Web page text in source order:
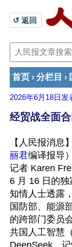
↺ 返回
首页 › 分栏目 ›
2026年6月18日 发
经贸战全面
【人民报消息
丽君编译报导
记者 Karen
6 月 16 日的独
知情人士透露
国防部、能源
的跨部门委员
共国人工智慧
DeepSeek、